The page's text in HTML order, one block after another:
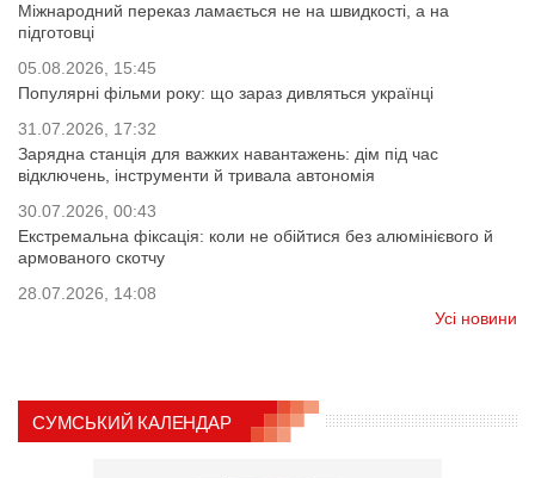
Міжнародний переказ ламається не на швидкості, а на
підготовці
05.08.2026, 15:45
Популярні фільми року: що зараз дивляться українці
31.07.2026, 17:32
Зарядна станція для важких навантажень: дім під час
відключень, інструменти й тривала автономія
30.07.2026, 00:43
Екстремальна фіксація: коли не обійтися без алюмінієвого й
армованого скотчу
28.07.2026, 14:08
Усі новини
СУМСЬКИЙ КАЛЕНДАР